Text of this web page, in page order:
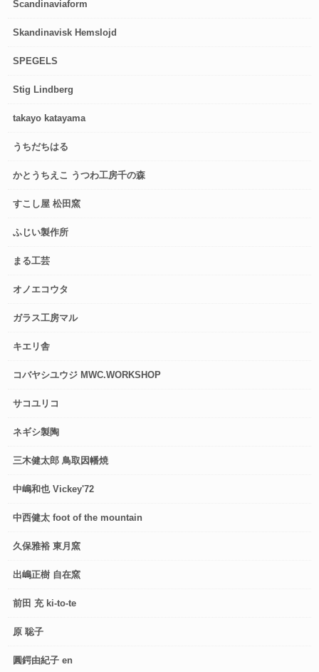
Scandinaviaform
Skandinavisk Hemslojd
SPEGELS
Stig Lindberg
takayo katayama
うちだちはる
かとうちえこ うつわ工房千の森
すこし屋 松田窯
ふじい製作所
まる工芸
オノエコウタ
ガラス工房マル
キエリ舎
コバヤシユウジ MWC.WORKSHOP
サコユリコ
ネギシ製陶
三木健太郎 鳥取因幡焼
中嶋和也 Vickey'72
中西健太 foot of the mountain
久保雅裕 東月窯
出嶋正樹 自在窯
前田 充 ki-to-te
原 聡子
圓鍔由紀子 en